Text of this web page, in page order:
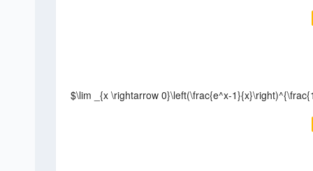
$\lim _{x \rightarrow 0}\left(\frac{e^x-